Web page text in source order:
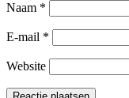
Naam *
E-mail *
Website